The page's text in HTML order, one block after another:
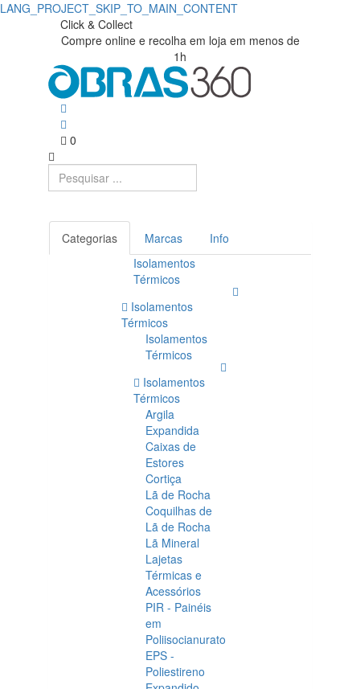
LANG_PROJECT_SKIP_TO_MAIN_CONTENT
Click & Collect
Compre online e recolha em loja em menos de
1h
0
Categorias Marcas
Info
Isolamentos
Térmicos
Isolamentos
Térmicos
Isolamentos
Térmicos
Isolamentos
Térmicos
Argila
Expandida
Caixas de
Estores
Cortiça
Lã de Rocha
Coquilhas de
Lã de Rocha
Lã Mineral
Lajetas
Térmicas e
Acessórios
PIR - Painéis
em
Poliisocianurato
EPS -
Poliestireno